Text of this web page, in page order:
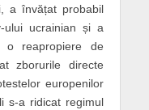
a învățat probabil
ului ucrainian și a
o reapropiere de
zborurile directe
europenilor
s-a ridicat regimul